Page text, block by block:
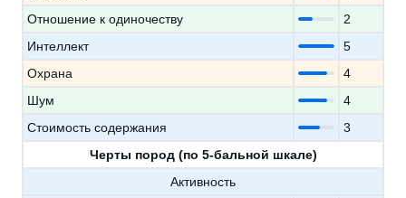
Отношение к одиночеству
2
Интеллект
5
Охрана
4
Шум
4
Стоимость содержания
3
Черты пород (по 5-бальной шкале)
Активность